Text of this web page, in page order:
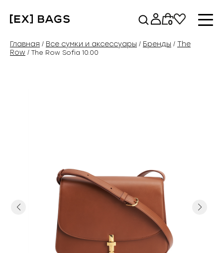
содержимому
0
Главная / Все сумки и аксессуары / Бренды / The
Row / The Row Sofia 10.00
Previous Next